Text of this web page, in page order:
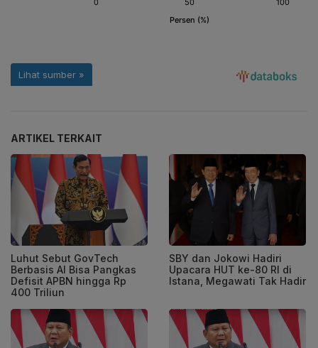
ARTIKEL TERKAIT
Luhut Sebut GovTech
Berbasis AI Bisa Pangkas
Defisit APBN hingga Rp
400 Triliun
SBY dan Jokowi Hadiri
Upacara HUT ke-80 RI di
Istana, Megawati Tak Hadir